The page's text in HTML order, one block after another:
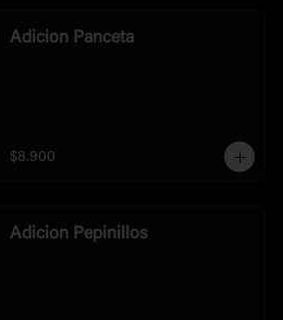
Adicion Panceta
$8.900
Adicion Pepinillos